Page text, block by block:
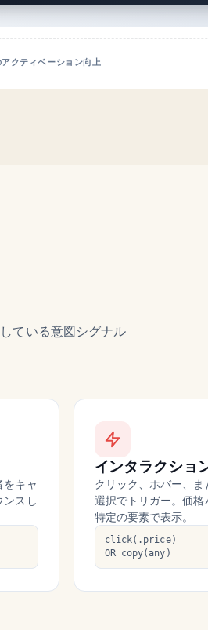
クティベーション向上
ている意図シグナル
をキャ
ンスし
インタラクショ
クリック、ホバー、ま
選択でトリガー。価
特定の要素で表示。
click(.price)
OR copy(any)